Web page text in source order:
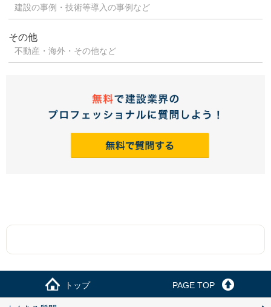
建設の事例・技術等導入の事例など
その他
不動産・海外・その他など
トップ PAGE TOP